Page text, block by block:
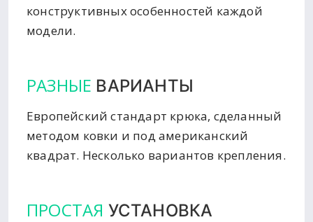
конструктивных особенностей каждой
модели.
РАЗНЫЕ ВАРИАНТЫ
Европейский стандарт крюка, сделанный
методом ковки и под американский
квадрат. Несколько вариантов крепления.
ПРОСТАЯ УСТАНОВКА